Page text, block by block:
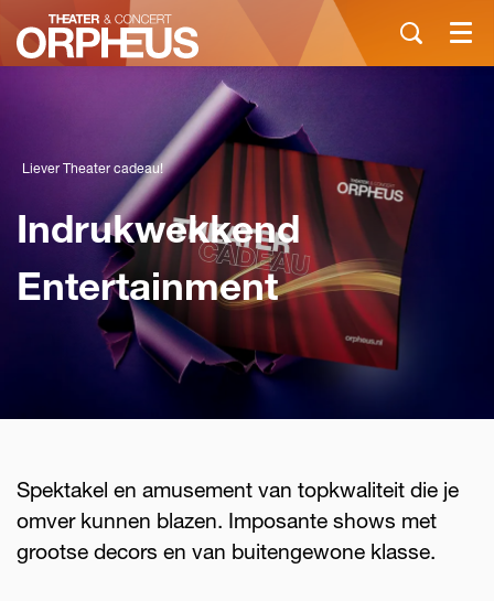
Menu
Liever Theater cadeau!
Indrukwekkend
Entertainment
Spektakel en amusement van topkwaliteit die je
omver kunnen blazen. Imposante shows met
grootse decors en van buitengewone klasse.